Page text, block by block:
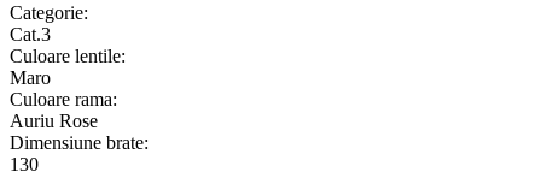
Categorie:
Cat.3
Culoare lentile:
Maro
Culoare rama:
Auriu Rose
Dimensiune brate:
130